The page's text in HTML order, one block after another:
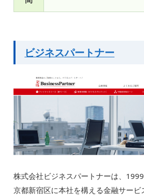
ビジネスパートナー
株式会社ビジネスパートナーは、
京都新宿区に本社を構える金融サービ